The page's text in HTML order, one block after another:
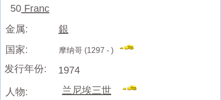
50 Franc
金属:
銀
国家:
摩纳哥 (1297 - )
发行年份:
1974
人物:
兰尼埃三世